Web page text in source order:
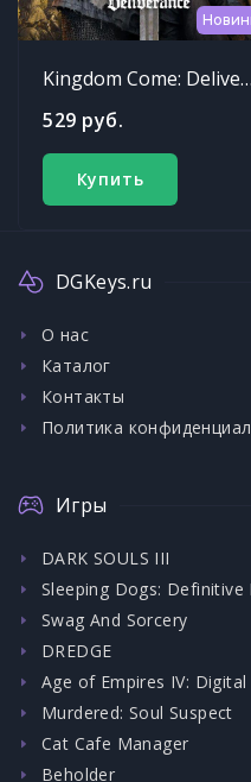
Kingdom Come: Deliverance
529 руб.
Купить
DGKeys.ru
О нас
Каталог
Контакты
Политика
Игры
DARK SOULS III
Sleeping Dogs: Definitive
Swag And Sorcery
DREDGE
Age of Empires IV:
Murdered: Soul Suspect
Cat Cafe Manager
Beholder